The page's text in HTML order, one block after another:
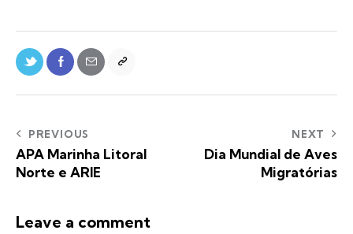
PREVIOUS
APA Marinha Litoral
Norte e ARIE
NEXT
Dia Mundial de Aves
Migratórias
Leave a comment